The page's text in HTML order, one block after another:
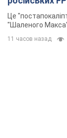
Це
"Шаленого
11 часов назад